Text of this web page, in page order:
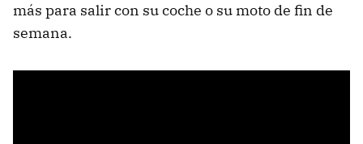
más para salir con su coche o su moto de fin de
semana.